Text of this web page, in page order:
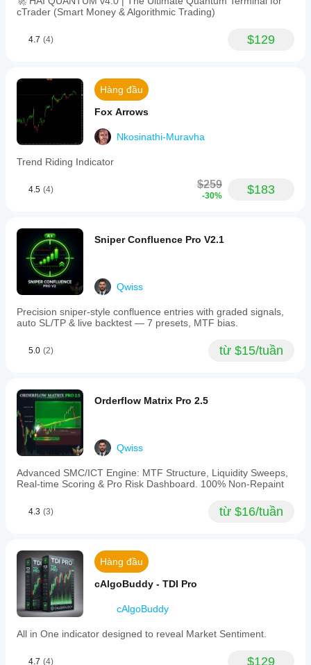
cTrader (Smart Money & Algorithmic Trading)
4.7 (4) $129
Hàng đầu
Fox Arrows
Nkosinathi-Muravha
Trend Riding Indicator
4.5 (4) $259
-30% $183
Sniper Confluence Pro V2.1
Qwiss
Precision sniper-style confluence entries with graded signals,
auto SL/TP & live backtest — 7 presets, MTF bias.
5.0 (2) từ $15/tuần
Orderflow Matrix Pro 2.5
Qwiss
Advanced SMC/ICT Engine: MTF Structure, Liquidity Sweeps,
Real-time Scoring & Pro Risk Dashboard. 100% Non-Repaint
4.3 (3) từ $16/tuần
Hàng đầu
cAlgoBuddy - TDI Pro
cAlgoBuddy
All in One indicator designed to reveal Market Sentiment.
4.7 (4) $129